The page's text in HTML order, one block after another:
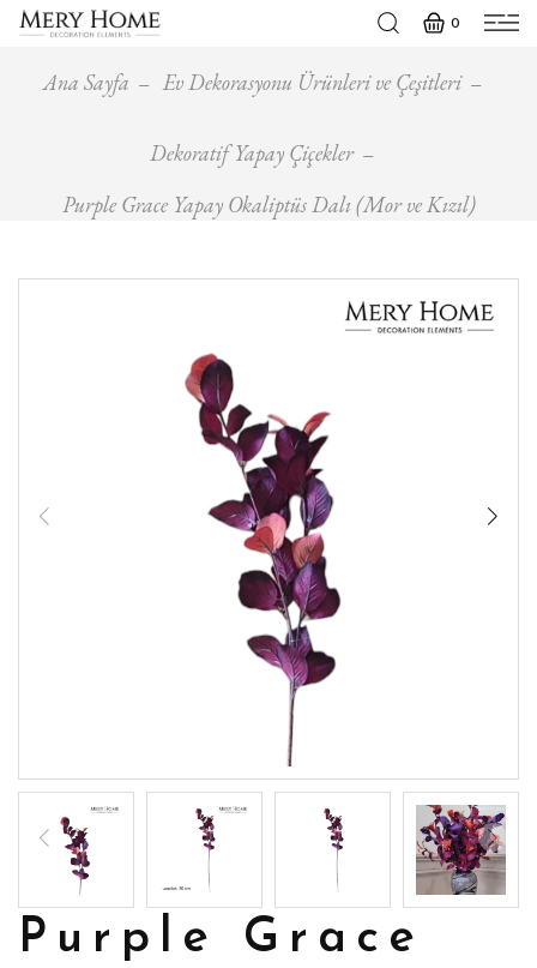
0
Ana Sayfa Ev Dekorasyonu Ürünleri ve Çeşitleri
Dekoratif Yapay Çiçekler
Purple Grace Yapay Okaliptüs Dalı (Mor ve Kızıl)
Purple Grace